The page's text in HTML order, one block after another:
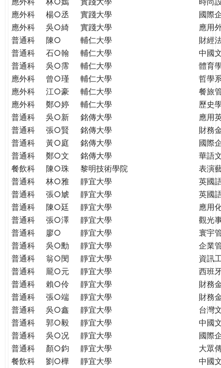
應外科
楊○丞 實踐大學
國際
應外科
吳○綺 實踐大學
應用
普通科
陳○ 輔仁大學
財經
普通科
石○翰 輔仁大學
中國
普通科
吳○霈 輔仁大學
體育
應外科
曾○瑾 輔仁大學
哲學
應外科
江○豪 輔仁大學
餐旅
應外科
鄭○婷 輔仁大學
歷史
普通科
吳○新 銘傳大學
應用
普通科
張○賢 銘傳大學
財務
普通科
黃○庭 銘傳大學
國際
普通科
鄭○文 銘傳大學
華語
餐飲科
陳○珠 黎明技術學院
表演
普通科
林○雅 靜宜大學
英國
普通科
張○虓 靜宜大學
英國
普通科
陳○廷 靜宜大學
應用
普通科
張○澤 靜宜大學
觀光
普通科
廖○ 靜宜大學
寰宇
普通科
吳○勳 靜宜大學
企業
普通科
翁○閔 靜宜大學
資訊
普通科
龎○元 靜宜大學
西班
普通科
賴○伶 靜宜大學
財務
普通科
張○端 靜宜大學
財務
普通科
吳○鑫 靜宜大學
台灣
普通科
郭○毅 靜宜大學
中國
普通科
吳○况 靜宜大學
國際
普通科
顏○鈞 靜宜大學
大眾
餐飲科
劉○樺 靜宜大學
中國